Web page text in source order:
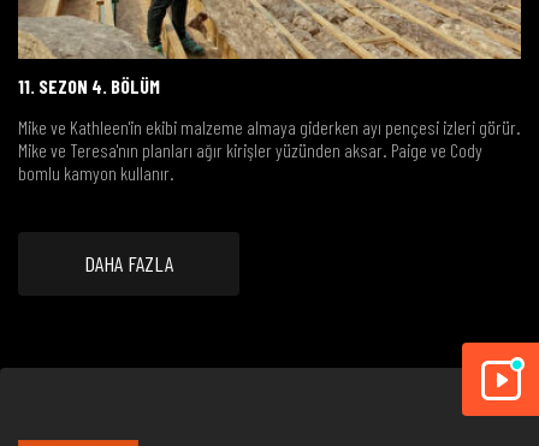
11. SEZON 4. BÖLÜM
Mike ve Kathleen'in ekibi malzeme almaya giderken ayı pençesi izleri görür.
Mike ve Teresa'nın planları ağır kirişler yüzünden aksar. Paige ve Cody
bomlu kamyon kullanır.
DAHA FAZLA